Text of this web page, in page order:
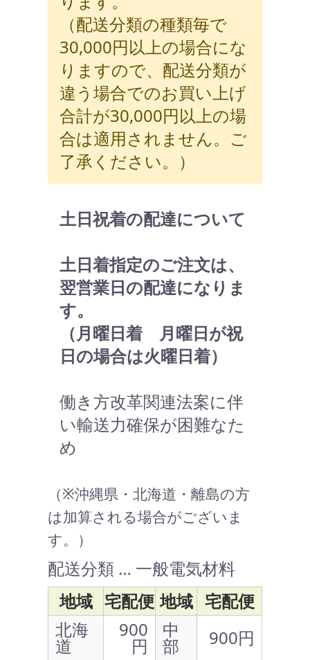
（配送分類の種類毎で
30,000円以上の場合にな
りますので、配送分類が
違う場合でのお買い上げ
合計が30,000円以上の場
合は適用されません。ご
了承ください。）
土日祝着の配達について
土日着指定のご注文は、
翌営業日の配達になりま
す。
（月曜日着 月曜日が祝
日の場合は火曜日着）
働き方改革関連法案に伴
い輸送力確保が困難なた
め
（※沖縄県・北海道・離島の方
は加算される場合がございま
す。）
配送分類 … 一般電気材料
地域 宅配便 地域 宅配便
北海
道
900
円
中
部
900円